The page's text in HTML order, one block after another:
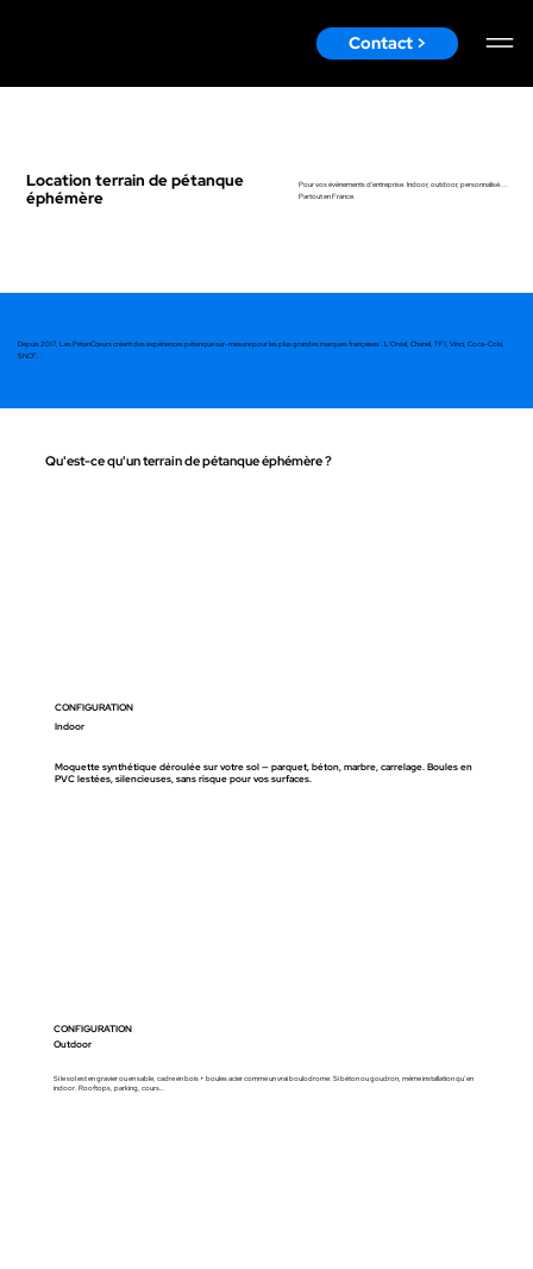
Contact >
Location terrain de pétanque
éphémère
Pour vos évènements d'entreprise. Indoor, outdoor, personnalisé....
Partout en France.
Depuis 2017, Les PétanCœurs créent des expériences pétanque sur-mesure pour les plus grandes marques françaises : L'Oréal, Chanel, TF1, Vinci, Coca-Cola,
SNCF...
Qu'est-ce qu'un terrain de pétanque éphémère ?
CONFIGURATION
Indoor
Moquette synthétique déroulée sur votre sol — parquet, béton, marbre, carrelage. Boules en
PVC lestées, silencieuses, sans risque pour vos surfaces.
CONFIGURATION
Outdoor
Si le sol est en gravier ou en sable, cadre en bois + boules acier comme un vrai boulodrome. Si béton ou goudron, même installation qu’en
indoor. Rooftops, parking, cours…